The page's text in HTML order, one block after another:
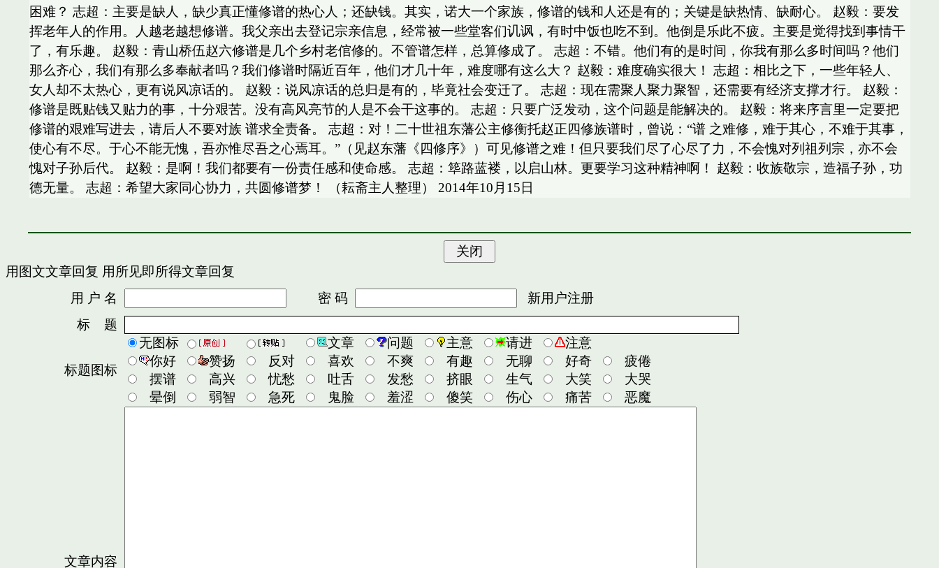
困难？ 志超：主要是缺人，缺少真正懂修谱的热心人；还缺钱。其实，诺大一个家族，修谱的钱和人还是有的；关键是缺热情、缺耐心。 赵毅：要发
挥老年人的作用。人越老越想修谱。我父亲出去登记宗亲信息，经常被一些堂客们讥讽，有时中饭也吃不到。他倒是乐此不疲。主要是觉得找到事情干
了，有乐趣。 赵毅：青山桥伍赵六修谱是几个乡村老倌修的。不管谱怎样，总算修成了。 志超：不错。他们有的是时间，你我有那么多时间吗？他们
那么齐心，我们有那么多奉献者吗？我们修谱时隔近百年，他们才几十年，难度哪有这么大？ 赵毅：难度确实很大！ 志超：相比之下，一些年轻人、
女人却不太热心，更有说风凉话的。 赵毅：说风凉话的总归是有的，毕竟社会变迁了。 志超：现在需聚人聚力聚智，还需要有经济支撑才行。 赵毅：
修谱是既贴钱又贴力的事，十分艰苦。没有高风亮节的人是不会干这事的。 志超：只要广泛发动，这个问题是能解决的。 赵毅：将来序言里一定要把
修谱的艰难写进去，请后人不要对族 谱求全责备。 志超：对！二十世祖东藩公主修衡托赵正四修族谱时，曾说：“谱 之难修，难于其心，不难于其事，
使心有不尽。于心不能无愧，吾亦惟尽吾之心焉耳。”（见赵东藩《四修序》）可见修谱之难！但只要我们尽了心尽了力，不会愧对列祖列宗，亦不会
愧对子孙后代。 赵毅：是啊！我们都要有一份责任感和使命感。 志超：筚路蓝褛，以启山林。更要学习这种精神啊！ 赵毅：收族敬宗，造福子孙，功
德无量。 志超：希望大家同心协力，共圆修谱梦！ （耘斋主人整理） 2014年10月15日
用图文文章回复 用所见即所得文章回复
用 户 名
密 码
新用户注册
标 题
标题图标
无图标 文章 问题 主意 请进
注意
你好
赞扬 反对 喜欢 不爽 有趣 无聊 好奇
疲倦
摆谱
高兴 忧愁 吐舌 发愁 挤眼 生气 大笑
大哭
晕倒
弱智 急死 鬼脸 羞涩 傻笑 伤心 痛苦 恶魔
文章内容